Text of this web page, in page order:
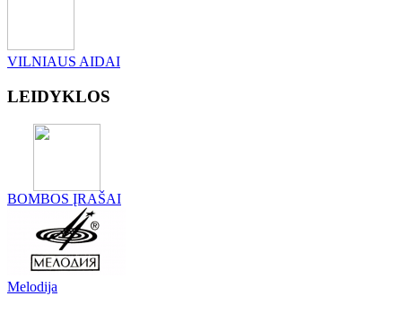
VILNIAUS AIDAI
LEIDYKLOS
BOMBOS ĮRAŠAI
Melodija